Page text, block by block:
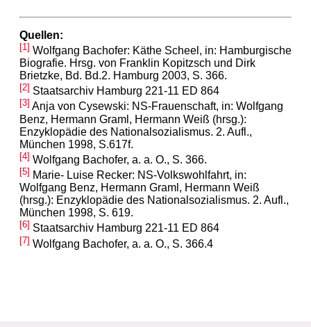
Quellen:
[1] Wolfgang Bachofer: Käthe Scheel, in: Hamburgische
Biografie. Hrsg. von Franklin Kopitzsch und Dirk
Brietzke, Bd. Bd.2. Hamburg 2003, S. 366.
[2] Staatsarchiv Hamburg 221-11 ED 864
[3] Anja von Cysewski: NS-Frauenschaft, in: Wolfgang
Benz, Hermann Graml, Hermann Weiß (hrsg.):
Enzyklopädie des Nationalsozialismus. 2. Aufl.,
München 1998, S.617f.
[4] Wolfgang Bachofer, a. a. O., S. 366.
[5] Marie- Luise Recker: NS-Volkswohlfahrt, in:
Wolfgang Benz, Hermann Graml, Hermann Weiß
(hrsg.): Enzyklopädie des Nationalsozialismus. 2. Aufl.,
München 1998, S. 619.
[6] Staatsarchiv Hamburg 221-11 ED 864
[7] Wolfgang Bachofer, a. a. O., S. 366.4